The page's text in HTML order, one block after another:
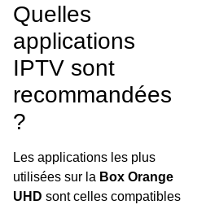
Quelles
applications
IPTV sont
recommandées
?
Les applications les plus
utilisées sur la Box Orange
UHD sont celles compatibles